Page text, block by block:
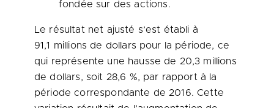
fondée sur des actions.
Le résultat net ajusté s’est établi à
91,1 millions de dollars pour la période, ce
qui représente une hausse de 20,3 millions
de dollars, soit 28,6 %, par rapport à la
période correspondante de 2016. Cette